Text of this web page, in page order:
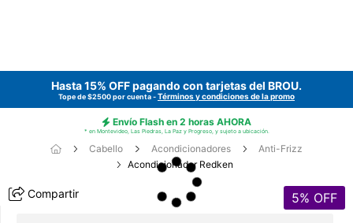
Hasta 15% OFF pagando con tarjetas del BROU.
Tope de $2500 por cuenta -Términos y condiciones de la promo
Envío Flash en 2 horas AHORA
* en Montevideo, Las Piedras, La Paz y Progreso, y sujeto a ubicación.
Cabello Acondicionadores
Anti-Frizz
Acondicionador Redken
Compartir 5% OFF